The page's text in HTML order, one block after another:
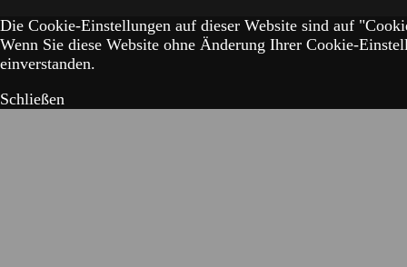
Die Cookie-Einstellungen auf dieser Website sind auf
Wenn Sie diese Website ohne Änderung Ihrer Cookie-
einverstanden.
Schließen